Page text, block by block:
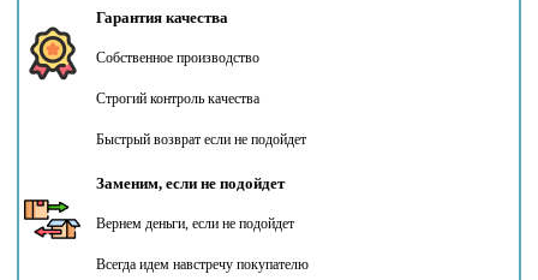
Гарантия качества
Собственное производство
Строгий контроль качества
Быстрый возврат если не подойдет
Заменим, если не подойдет
Вернем деньги, если не подойдет
Всегда идем навстречу покупателю